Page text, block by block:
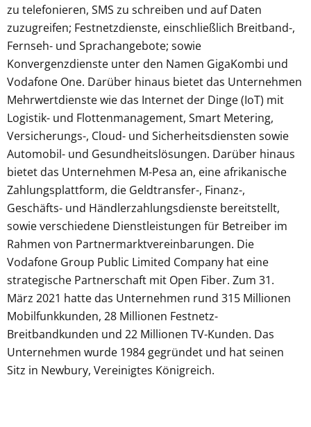
zu telefonieren, SMS zu schreiben und auf Daten
zuzugreifen; Festnetzdienste, einschließlich Breitband-,
Fernseh- und Sprachangebote; sowie
Konvergenzdienste unter den Namen GigaKombi und
Vodafone One. Darüber hinaus bietet das Unternehmen
Mehrwertdienste wie das Internet der Dinge (IoT) mit
Logistik- und Flottenmanagement, Smart Metering,
Versicherungs-, Cloud- und Sicherheitsdiensten sowie
Automobil- und Gesundheitslösungen. Darüber hinaus
bietet das Unternehmen M-Pesa an, eine afrikanische
Zahlungsplattform, die Geldtransfer-, Finanz-,
Geschäfts- und Händlerzahlungsdienste bereitstellt,
sowie verschiedene Dienstleistungen für Betreiber im
Rahmen von Partnermarktvereinbarungen. Die
Vodafone Group Public Limited Company hat eine
strategische Partnerschaft mit Open Fiber. Zum 31.
März 2021 hatte das Unternehmen rund 315 Millionen
Mobilfunkkunden, 28 Millionen Festnetz-
Breitbandkunden und 22 Millionen TV-Kunden. Das
Unternehmen wurde 1984 gegründet und hat seinen
Sitz in Newbury, Vereinigtes Königreich.